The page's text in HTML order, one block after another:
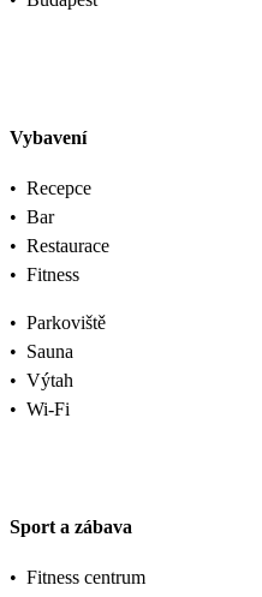
Vybavení
• Recepce
• Bar
• Restaurace
• Fitness
• Parkoviště
• Sauna
• Výtah
• Wi-Fi
Sport a zábava
• Fitness centrum